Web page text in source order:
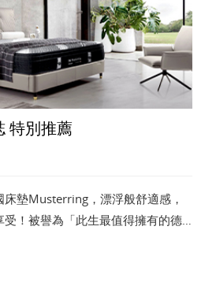
特別推薦
墊Musterring，漂浮般舒適感，
！被譽為「此生最值得擁有的德